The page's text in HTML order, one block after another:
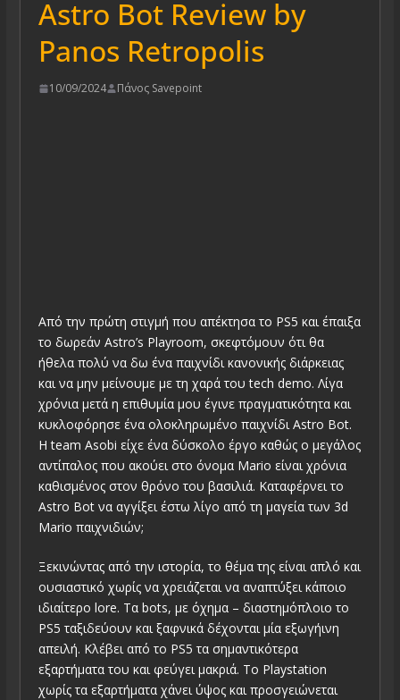
Astro Bot Review by
Panos Retropolis
10/09/2024 Πάνος Savepoint
Από την πρώτη στιγμή που απέκτησα το PS5 και έπαιξα
το δωρεάν Astro’s Playroom, σκεφτόμουν ότι θα
ήθελα πολύ να δω ένα παιχνίδι κανονικής διάρκειας
και να μην μείνουμε με τη χαρά του tech demo. Λίγα
χρόνια μετά η επιθυμία μου έγινε πραγματικότητα και
κυκλοφόρησε ένα ολοκληρωμένο παιχνίδι Astro Bot.
H team Asobi είχε ένα δύσκολο έργο καθώς ο μεγάλος
αντίπαλος που ακούει στο όνομα Mario είναι χρόνια
καθισμένος στον θρόνο του βασιλιά. Καταφέρνει το
Astro Bot να αγγίξει έστω λίγο από τη μαγεία των 3d
Mario παιχνιδιών;
Ξεκινώντας από την ιστορία, το θέμα της είναι απλό και
ουσιαστικό χωρίς να χρειάζεται να αναπτύξει κάποιο
ιδιαίτερο lore. Τα bots, με όχημα – διαστημόπλοιο το
PS5 ταξιδεύουν και ξαφνικά δέχονται μία εξωγήινη
απειλή. Κλέβει από το PS5 τα σημαντικότερα
εξαρτήματα του και φεύγει μακριά. Το Playstation
χωρίς τα εξαρτήματα χάνει ύψος και προσγειώνεται